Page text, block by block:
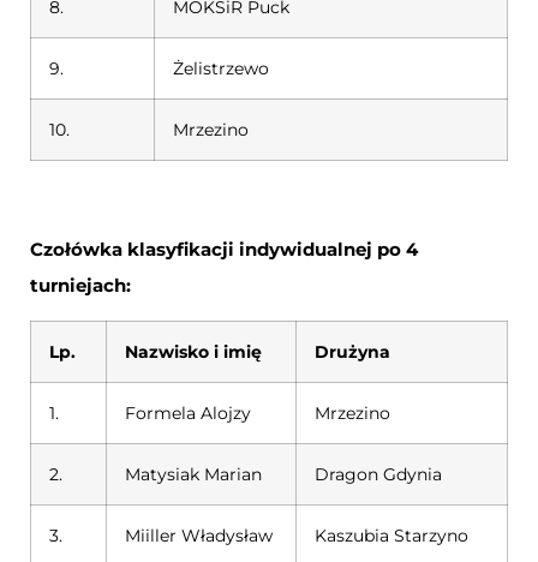
8. MOKSiR Puck
9. Żelistrzewo
10. Mrzezino
Czołówka klasyfikacji indywidualnej po 4
turniejach:
Lp. Nazwisko i imię Drużyna
1. Formela Alojzy Mrzezino
2. Matysiak Marian Dragon Gdynia
3. Miiller Władysław Kaszubia Starzyno